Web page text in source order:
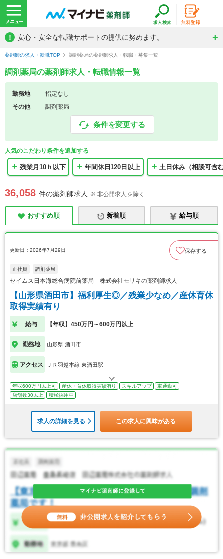
! 安心・安全な転職サポートの提供に努めます。
薬剤師の求人・転職TOP 調剤薬局の薬剤師求人・転職・募集一覧
調剤薬局の薬剤師求人・転職情報一覧
勤務地
指定なし
その他
調剤薬局
条件を変更する
人気のこだわり条件を追加する
残業月10ｈ以下 年間休日120日以上 土日休み（相談可含
36,058 件の薬剤師求人 ※ 非公開求人を除く
おすすめ順 新着順 給与順
更新日：2026年7月29日 保存する
正社員 調剤薬局
セイムス日本海総合病院前薬局 株式会社モリキの薬剤師求人
【山形県酒田市】福利厚生◎／残業少なめ／産休育休
取得実績有り
給与 【年収】450万円～600万円以上
勤務地 山形県 酒田市
アクセス ＪＲ羽越本線 東酒田駅
年収600万円以上可 産休・育休取得実績有り スキルアップ
車通勤可
店舗数30以上
積極採用中
求人の詳細を見る この求人に興味がある